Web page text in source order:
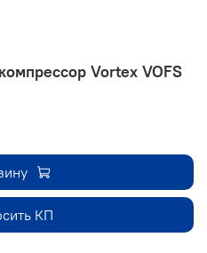
Vortex VOFS
КП